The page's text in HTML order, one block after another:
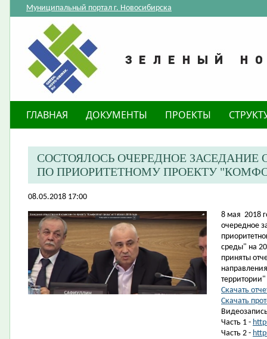
Муниципальный портал г. Новосибирска
ГЛАВНАЯ ДОКУМЕНТЫ ПРОЕКТЫ
СОСТОЯЛОСЬ ОЧЕРЕДНОЕ
ПО ПРИОРИТЕТНОМУ ПРОЕКТУ
08.05.2018 17:00
8 мая 2018
очередное
среды" на
приняты
Скачать
Скачать
Часть 1 -
Часть 2 -